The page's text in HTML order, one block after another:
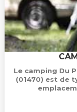
Le camping Du
(01470) est de